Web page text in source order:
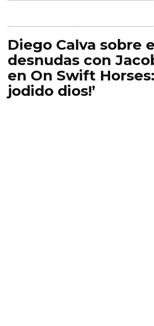
Diego Calva sobre
desnudas con
en On Swift Horses:
jodido dios!’